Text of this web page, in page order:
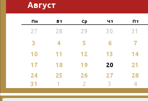
Август
Пн Вт Ср Чт Пт
27 28 29 30 31
3 4 5 6 7
10
11 12 13 14
17
18 19 20 21
24 25 26 27 28
31
1 2 3 4